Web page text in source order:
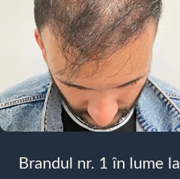
Brandul nr. 1 în lume